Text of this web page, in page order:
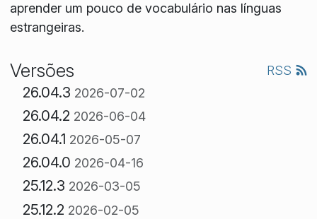
aprender um pouco de vocabulário nas línguas
estrangeiras.
Versões RSS
26.04.3 2026-07-02
26.04.2 2026-06-04
26.04.1 2026-05-07
26.04.0 2026-04-16
25.12.3 2026-03-05
25.12.2 2026-02-05